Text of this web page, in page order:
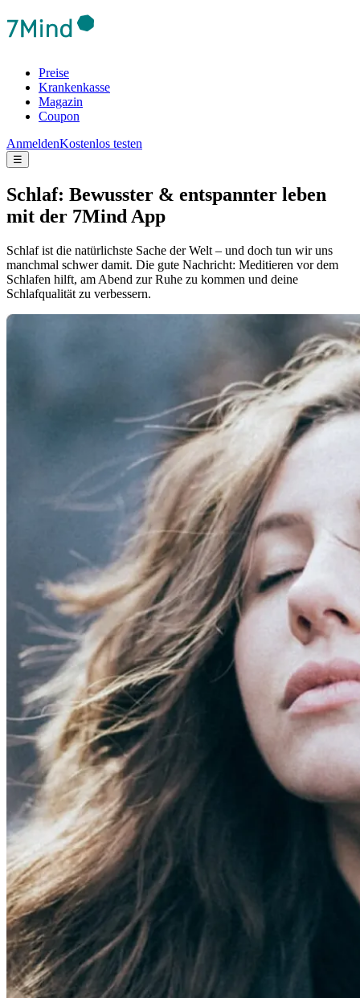
Preise
Krankenkasse
Magazin
Coupon
AnmeldenKostenlos testen
☰
Schlaf: Bewusster & entspannter leben
mit der 7Mind App
Schlaf ist die natürlichste Sache der Welt – und doch tun wir uns
manchmal schwer damit. Die gute Nachricht: Meditieren vor dem
Schlafen hilft, am Abend zur Ruhe zu kommen und deine
Schlafqualität zu verbessern.